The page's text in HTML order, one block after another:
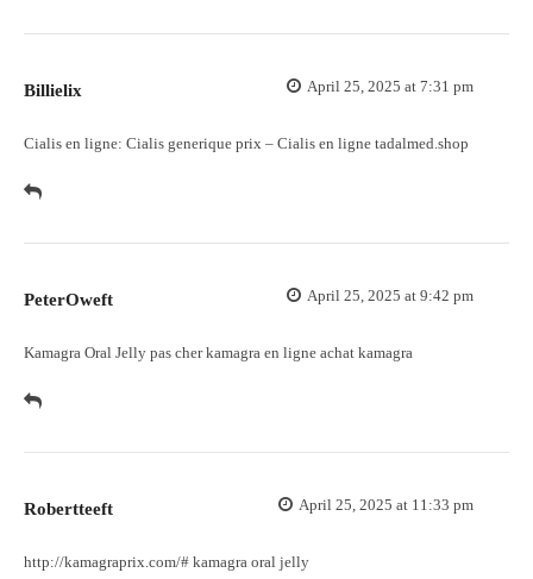
Billielix April 25, 2025 at 7:31 pm
Cialis en ligne: Cialis generique prix – Cialis en ligne tadalmed.shop
PeterOweft April 25, 2025 at 9:42 pm
Kamagra Oral Jelly pas cherkamagra en ligne achat kamagra
Robertteeft April 25, 2025 at 11:33 pm
http://kamagraprix.com/# kamagra oral jelly